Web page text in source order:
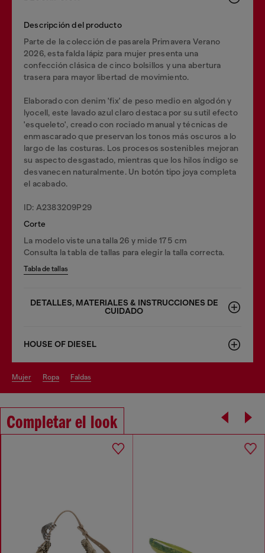
Descripción del producto
Parte de la colección de pasarela Primavera Verano
2026, esta falda lápiz para mujer presenta una
confección clásica de cinco bolsillos y una abertura
trasera para mayor libertad de movimiento.
Elaborado con denim 'fix' de peso medio en algodón y
lyocell, este lavado azul claro destaca por su sutil efecto
'esqueleto', creado con rociado manual y técnicas de
enmascarado que preservan los tonos más oscuros a lo
largo de las costuras. Los procesos sostenibles mejoran
su aspecto desgastado, mientras que los hilos índigo se
desvanecen naturalmente. Un botón tipo joya completa
el acabado.
ID: A2383209P29
Corte
La modelo viste una talla 26 y mide 175 cm
Consulta la tabla de tallas para elegir la talla correcta.
Tabla de tallas
DETALLES, MATERIALES & INSTRUCCIONES DE
CUIDADO
HOUSE OF DIESEL
mujer ropa faldas
Completar el look